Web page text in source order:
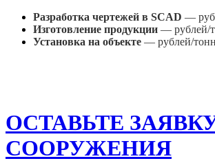
Разработка чертежей в SCAD —
Изготовление продукции — рублей/
Установка на объекте — рублей/
ОСТАВЬТЕ
СООРУЖЕНИЯ